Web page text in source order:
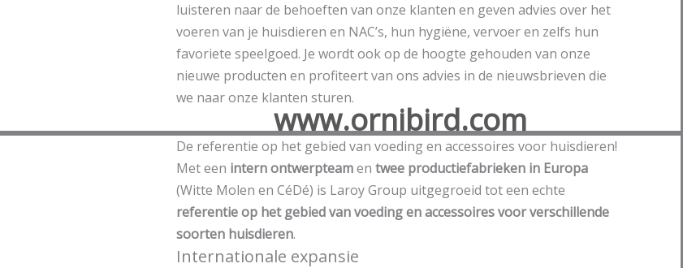
luisteren naar de behoeften van onze klanten en geven advies over het
voeren van je huisdieren en NAC’s, hun hygiëne, vervoer en zelfs hun
favoriete speelgoed. Je wordt ook op de hoogte gehouden van onze
nieuwe producten en profiteert van ons advies in de nieuwsbrieven die
we naar onze klanten sturen.
www.ornibird.com
De referentie op het gebied van voeding en accessoires voor huisdieren!
Met een intern ontwerpteamen twee productiefabrieken in Europa
(Witte Molen en CéDé) is Laroy Group uitgegroeid tot een echte
referentie op het gebied van voeding en accessoires voor verschillende
soorten huisdieren.
Internationale expansie